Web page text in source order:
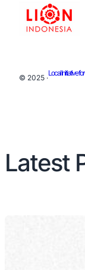
© 2025 ·
Local Initiative
Latest